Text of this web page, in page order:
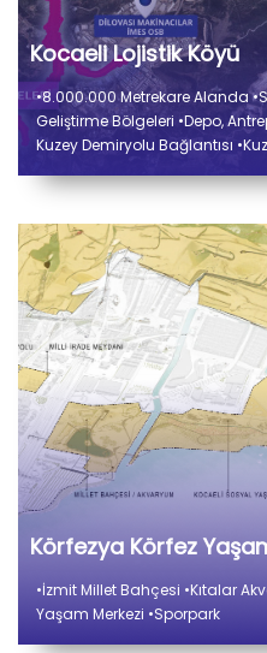
Kocaeli Lojistik Köyü
•8.000.000 Metrekare Alanda
Geliştirme Bölgeleri •Depo,
Kuzey Demiryolu Bağlantısı
Kapasite Artırımı •Ulaştırma ve
Körfezya Körfez
•İzmit Millet Bahçesi •Kıtalar
Yaşam Merkezi •Sporpark